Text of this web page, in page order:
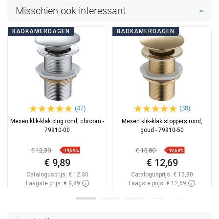
Misschien ook interessant
BADKAMERDAGEN
(47)
Mexen klik-klak plug rond, chroom -
79910-00
€ 12,30 -19,59%
€ 9,89
Catalogusprijs: € 12,30
Laagste prijs: € 9,89
BADKAMERDAGEN
(38)
Mexen klik-klak stoppers rond,
goud - 79910-50
€ 15,80 -19,68%
€ 12,69
Catalogusprijs: € 15,80
Laagste prijs: € 12,69